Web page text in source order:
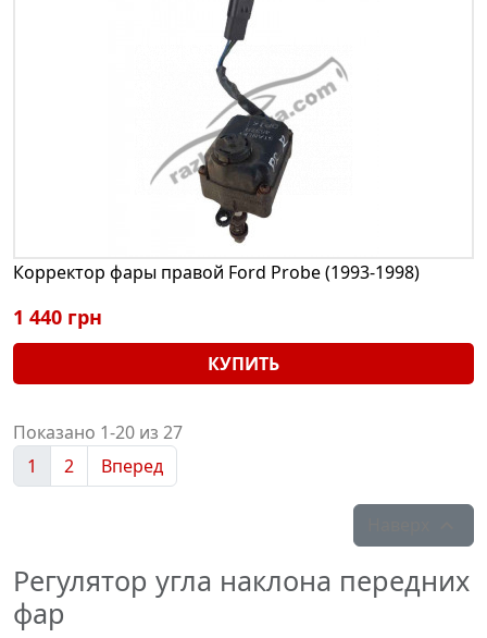
Корректор фары правой Ford Probe (1993-1998)
1 440 грн
КУПИТЬ
Показано 1-20 из 27
1
2 Вперед
Регулятор угла наклона передних
фар